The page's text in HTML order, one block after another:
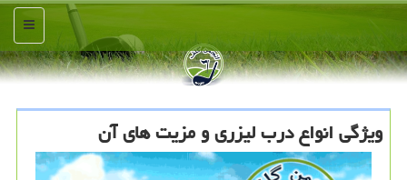
منو
ویژگی انواع درب لیزری و مزیت های آن